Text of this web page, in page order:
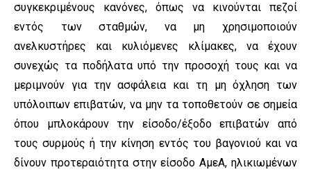
συγκεκριμένους κανόνες, όπως να κινούνται πεζοί
εντός των σταθμών, να μη χρησιμοποιούν
ανελκυστήρες και κυλιόμενες κλίμακες, να έχουν
συνεχώς τα ποδήλατα υπό την προσοχή τους και να
μεριμνούν για την ασφάλεια και τη μη όχληση των
υπόλοιπων επιβατών, να μην τα τοποθετούν σε σημεία
όπου μπλοκάρουν την είσοδο/έξοδο επιβατών από
τους συρμούς ή την κίνηση εντός του βαγονιού και να
δίνουν προτεραιότητα στην είσοδο ΑμεΑ, ηλικιωμένων